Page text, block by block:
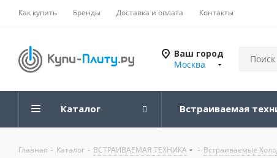
Как купить Бренды Доставка и оплата Контакты
Ваш город
Москва
Каталог Встраиваемая
Главная - Каталог - ВСТРАИВАЕМАЯ ТЕХНИКА - Встраиваемые